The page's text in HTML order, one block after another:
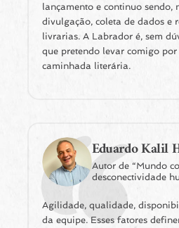
lançamento e continuo sendo,
divulgação, coleta de dados e
livrarias. A Labrador é, sem
que pretendo levar comigo
caminhada literária.
Eduardo Kalil
Autor de “Mundo
desconectividade
Agilidade, qualidade,
da equipe. Esses fatores